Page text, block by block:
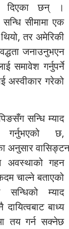
दिएका छन् ।
सीमामा एक
तर अमेरिकी
जनाउनुभएन
समावेश गर्नुपर्ने
अस्वीकार गरेको
सन्धि म्याद
छ,
अनुसार
अवस्थाको गहन
चाल्ने बताएको
सन्धिको म्याद
बाध्य
तय गर्न सक्नेछ